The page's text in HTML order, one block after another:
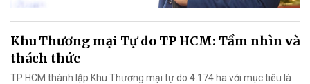
Khu Thương mại Tự do TP HCM: Tầm nhìn và
thách thức
TP HCM thành lập Khu Thương mại tự do 4.174 ha với mục tiêu là